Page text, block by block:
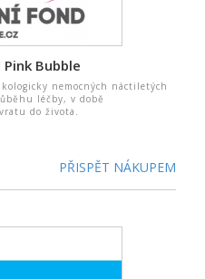
Bubble
nemocných náctiletých
léčby, v době
do života.
PŘISPĚT NÁKUPEM